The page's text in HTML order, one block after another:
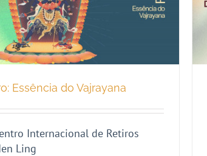
Essência do Vajrayana
Internacional de Retiros
Ling